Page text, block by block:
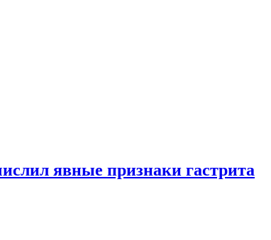
явные признаки гастрита